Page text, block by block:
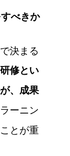
べきか
決まる
研修とい
、成果
ーニン
とが重